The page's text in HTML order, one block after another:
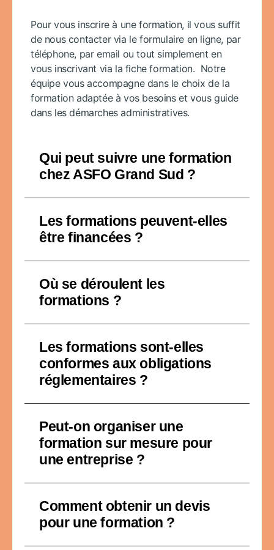
Pour vous inscrire à une formation, il vous suffit
de nous contacter via le formulaire en ligne, par
téléphone, par email ou tout simplement en
vous inscrivant via la fiche formation. Notre
équipe vous accompagne dans le choix de la
formation adaptée à vos besoins et vous guide
dans les démarches administratives.
Qui peut suivre une formation
chez ASFO Grand Sud ?
Les formations peuvent-elles
être financées ?
Où se déroulent les
formations ?
Les formations sont-elles
conformes aux obligations
réglementaires ?
Peut-on organiser une
formation sur mesure pour
une entreprise ?
Comment obtenir un devis
pour une formation ?